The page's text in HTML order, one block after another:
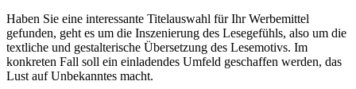
Haben Sie eine interessante Titelauswahl für Ihr Werbemittel
gefunden, geht es um die Inszenierung des Lesegefühls, also um die
textliche und gestalterische Übersetzung des Lesemotivs. Im
konkreten Fall soll ein einladendes Umfeld geschaffen werden, das
Lust auf Unbekanntes macht.